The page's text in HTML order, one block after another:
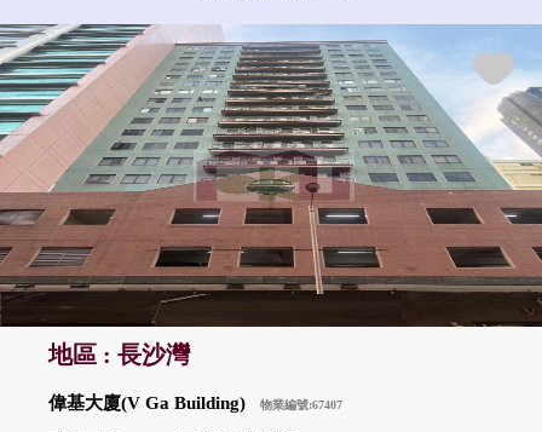
地區 : 長沙灣
偉基大廈(V Ga Building) 物業編號:67407